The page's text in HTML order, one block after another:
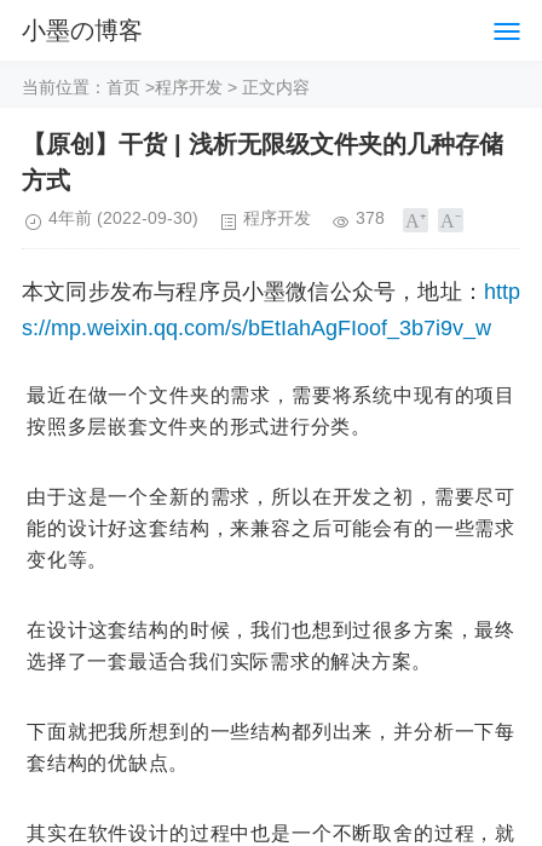
小墨の博客
当前位置： 首页 >程序开发 > 正文内容
【原创】干货 | 浅析无限级文件夹的几种存储
方式
4年前 (2022-09-30) 程序开发 378
本文同步发布与程序员小墨微信公众号，地址： http
s://mp.weixin.qq.com/s/bEtIahAgFIoof_3b7i9v_w
最近在做一个文件夹的需求，需要将系统中现有的项目
按照多层嵌套文件夹的形式进行分类。
由于这是一个全新的需求，所以在开发之初，需要尽可
能的设计好这套结构，来兼容之后可能会有的一些需求
变化等。
在设计这套结构的时候，我们也想到过很多方案，最终
选择了一套最适合我们实际需求的解决方案。
下面就把我所想到的一些结构都列出来，并分析一下每
套结构的优缺点。
其实在软件设计的过程中也是一个不断取舍的过程，就